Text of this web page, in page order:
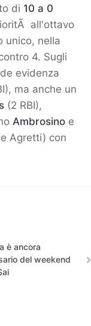
di 10 a 0
all'ottavo
unico, nella
4. Sugli
evidenza
ma anche un
(2 RBI),
Ambrosino e
Agretti) con
è ancora
del weekend